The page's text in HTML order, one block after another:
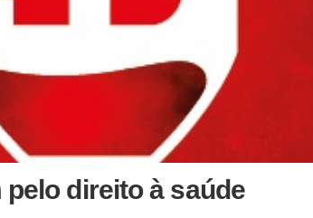
direito à saúde